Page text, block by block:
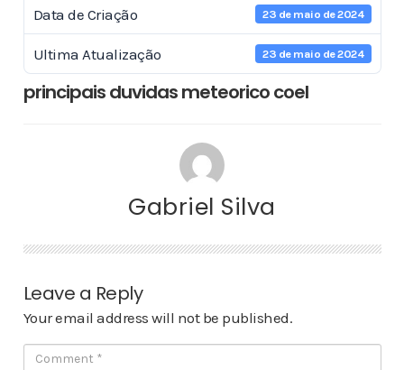
Data de Criação 23 de maio de 2024
Ultima Atualização 23 de maio de 2024
principais duvidas meteorico coel
Gabriel Silva
Leave a Reply
Your email address will not be published.